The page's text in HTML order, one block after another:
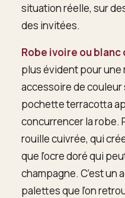
situation réelle, sur
des invitées.
Robe ivoire ou blanc
plus évident pour une
accessoire de
pochette terracotta
concurrencer la robe.
rouille cuivrée, qui
que l’ocre doré qui
champagne. C’est un
palettes que l’on